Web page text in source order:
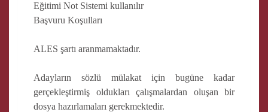
Eğitimi Not Sistemi kullanılır
Başvuru Koşulları
ALES şartı aranmamaktadır.
Adayların sözlü mülakat için bugüne kadar
gerçekleştirmiş oldukları çalışmalardan oluşan bir
dosya hazırlamaları gerekmektedir.